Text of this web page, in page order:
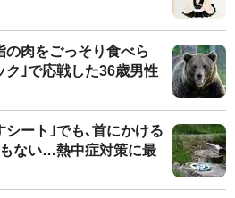
の肉をごっそり食べら
｣で応戦した36歳男性
シート｣でも､首にかける
ない…熱中症対策に最